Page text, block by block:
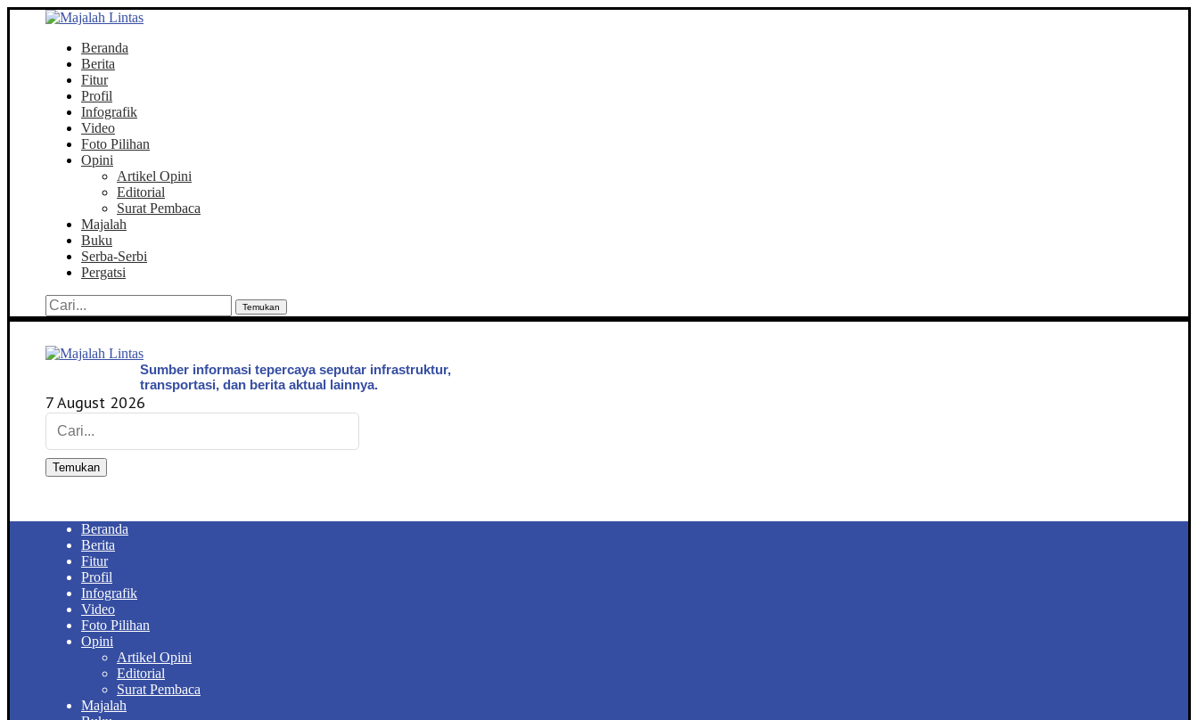
Beranda
Berita
Fitur
Profil
Infografik
Video
Foto Pilihan
Opini
Artikel Opini
Editorial
Surat Pembaca
Majalah
Buku
Serba-Serbi
Pergatsi
Temukan
Sumber informasi tepercaya seputar infrastruktur,
transportasi, dan berita aktual lainnya.
7 August 2026
Temukan
Beranda
Berita
Fitur
Profil
Infografik
Video
Foto Pilihan
Opini
Artikel Opini
Editorial
Surat Pembaca
Majalah